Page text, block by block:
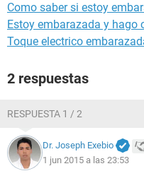
Como saber si estoy
Estoy embarazada y hago
Toque electrico
2 respuestas
RESPUESTA 1 / 2
Dr. Joseph Exebio
1 jun 2015 a las 23:53